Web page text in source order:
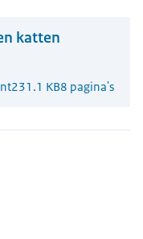
katten
231.1 KB8 pagina's